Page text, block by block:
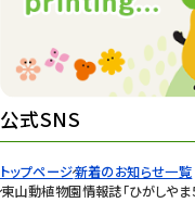
トップページ新着のお知らせ一覧
東山動植物園情報誌「ひがしやま
公式SNS